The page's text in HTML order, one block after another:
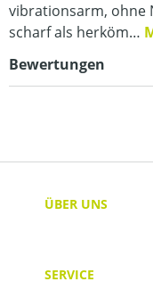
vibrationsarm, ohne
scharf als herköm…
Bewertungen
ÜBER UNS
SERVICE